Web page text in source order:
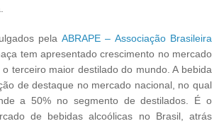
pelaABRAPE – Associação Brasileira
tem apresentado crescimento no mercado
terceiro maior destilado do mundo. A bebida
de destaque no mercado nacional, no qual
a 50% no segmento de destilados. É o
de bebidas alcoólicas no Brasil, atrás